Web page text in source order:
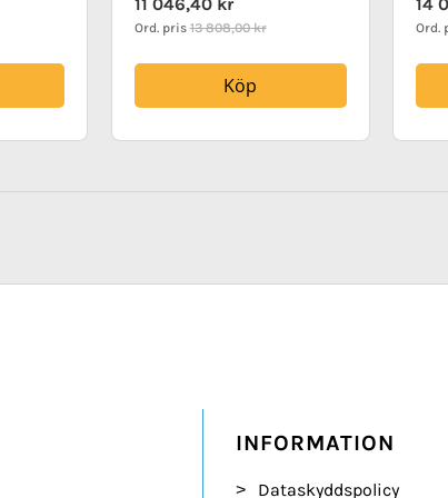
Price
Ord. pris 13 808,00 kr
Köp
Price
Ord.
INFORMATION
Dataskyddspolicy